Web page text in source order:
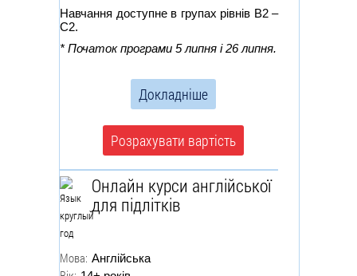
Навчання доступне в групах рівнів В2 –
С2.
* Початок програми 5 липня і 26 липня.
Докладніше
Розрахувати вартість
Онлайн курси англійської
для підлітків
Мова: Англійська